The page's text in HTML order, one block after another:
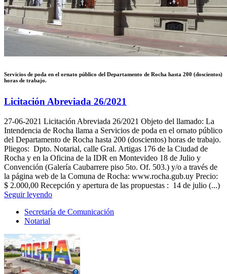
Servicios de poda en el ornato público del Departamento de Rocha hasta 200 (doscientos)
horas de trabajo.
Licitación Abreviada 26/2021
27-06-2021 Licitación Abreviada 26/2021 Objeto del llamado: La
Intendencia de Rocha llama a Servicios de poda en el ornato público
del Departamento de Rocha hasta 200 (doscientos) horas de trabajo.
Pliegos: Dpto. Notarial, calle Gral. Artigas 176 de la Ciudad de
Rocha y en la Oficina de la IDR en Montevideo 18 de Julio y
Convención (Galería Caubarrere piso 5to. Of. 503.) y/o a través de
la página web de la Comuna de Rocha: www.rocha.gub.uy Precio:
$ 2.000,00 Recepción y apertura de las propuestas : 14 de julio (...)
Seguir leyendo
Secretaría de Comunicación
Notarial